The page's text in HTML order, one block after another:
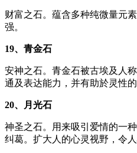
财富之石。蕴含多种纯微量元
强。
19、青金石
安神之石。青金石被古埃及人
通及表达能力，并有助於灵性的
20、月光石
神圣之石。用来吸引爱情的一
纠葛。扩大人的心灵视野，令人